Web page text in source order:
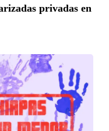
privadas en